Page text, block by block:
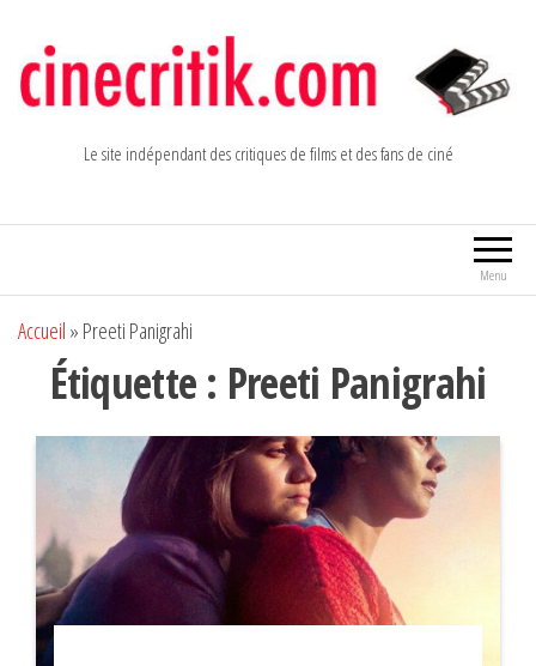
contenu
Le site indépendant des critiques de films et des fans de ciné
Menu
Accueil » Preeti Panigrahi
Étiquette : Preeti Panigrahi